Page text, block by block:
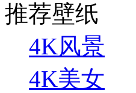
推荐壁纸
4K风景
4K美女